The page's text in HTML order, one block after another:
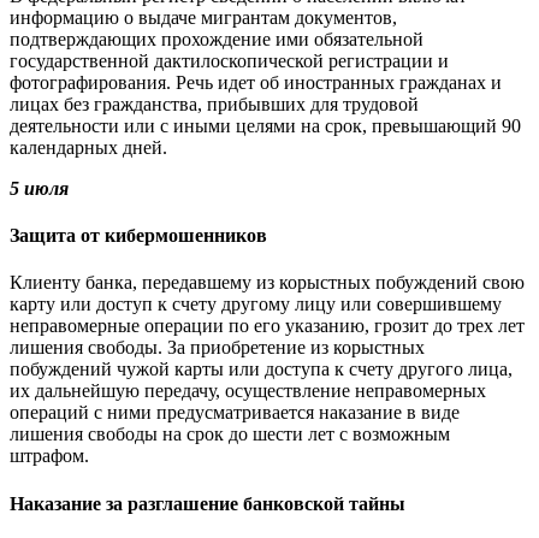
информацию о выдаче мигрантам документов,
подтверждающих прохождение ими обязательной
государственной дактилоскопической регистрации и
фотографирования. Речь идет об иностранных гражданах и
лицах без гражданства, прибывших для трудовой
деятельности или с иными целями на срок, превышающий 90
календарных дней.
5 июля
Защита от кибермошенников
Клиенту банка, передавшему из корыстных побуждений свою
карту или доступ к счету другому лицу или совершившему
неправомерные операции по его указанию, грозит до трех лет
лишения свободы. За приобретение из корыстных
побуждений чужой карты или доступа к счету другого лица,
их дальнейшую передачу, осуществление неправомерных
операций с ними предусматривается наказание в виде
лишения свободы на срок до шести лет с возможным
штрафом.
Наказание за разглашение банковской тайны